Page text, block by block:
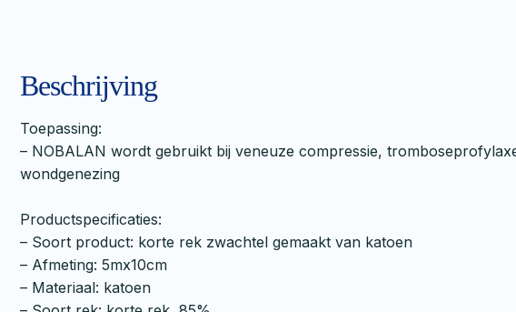
Beschrijving
Toepassing:
– NOBALAN wordt gebruikt bij veneuze compressie,
wondgenezing
Productspecificaties:
– Soort product: korte rek zwachtel gemaakt van katoen
– Afmeting: 5mx10cm
– Materiaal: katoen